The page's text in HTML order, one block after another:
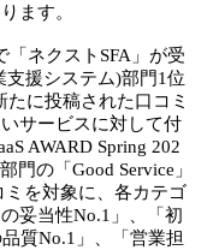
ます。
「ネクストSFA」が受
支援システム)部門1位
たに投稿された口コミ
サービスに対して付
AWARD Spring 202
門の「Good Service」
ミを対象に、各カテゴ
妥当性No.1」、「初
質No.1」、「営業担